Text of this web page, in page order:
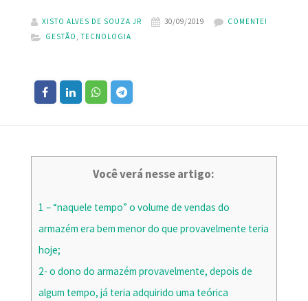
XISTO ALVES DE SOUZA JR 30/09/2019
COMENTE!
GESTÃO,TECNOLOGIA
Você verá nesse artigo:
1 – “naquele tempo” o volume de vendas do
armazém era bem menor do que provavelmente teria
hoje;
2- o dono do armazém provavelmente, depois de
algum tempo, já teria adquirido uma teórica